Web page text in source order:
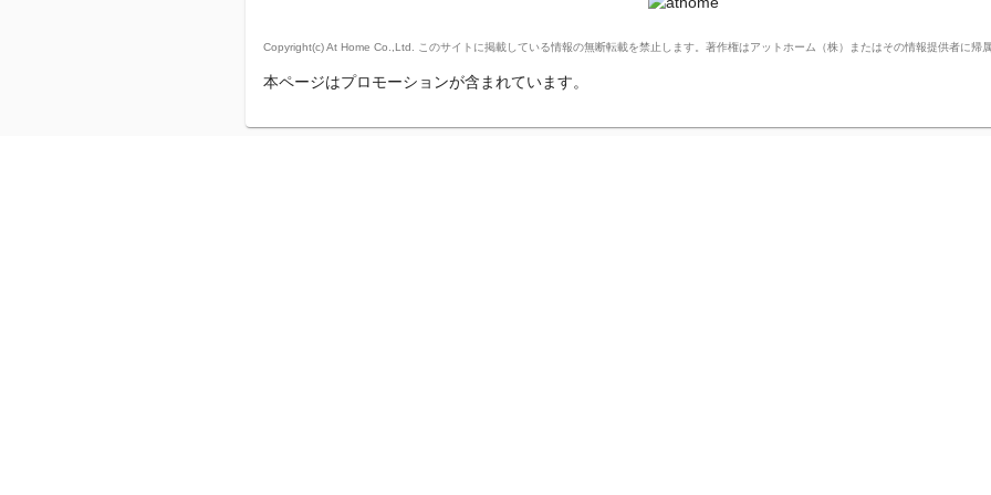
Copyright(c) At Home Co.,Ltd. このサイトに掲載している情報の無断転載を禁止します。著作権はアットホーム（株）またはその情報提供者に帰属
本ページはプロモーションが含まれています。